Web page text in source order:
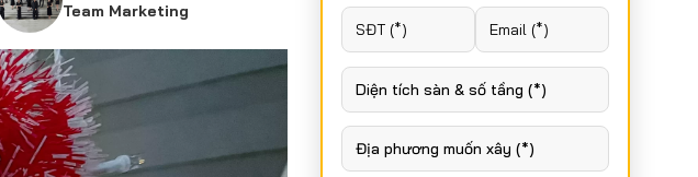
Team Marketing